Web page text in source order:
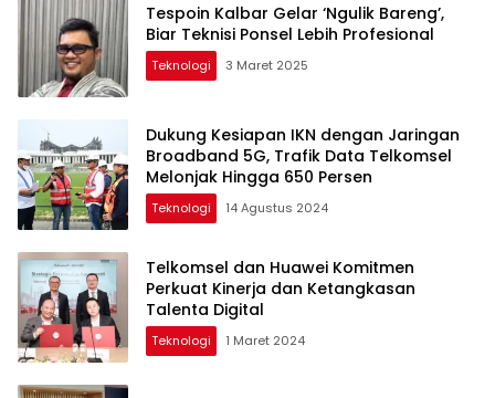
Tespoin Kalbar Gelar ‘Ngulik Bareng’,
Biar Teknisi Ponsel Lebih Profesional
Teknologi 3 Maret 2025
Dukung Kesiapan IKN dengan Jaringan
Broadband 5G, Trafik Data Telkomsel
Melonjak Hingga 650 Persen
Teknologi 14 Agustus 2024
Telkomsel dan Huawei Komitmen
Perkuat Kinerja dan Ketangkasan
Talenta Digital
Teknologi 1 Maret 2024